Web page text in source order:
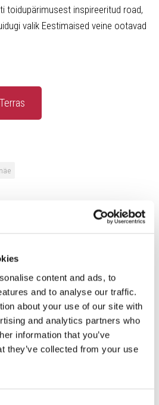
content and ads, to
and to analyse our traffic.
about your use of our site with
and analytics partners who
information that you’ve
they’ve collected from your use
toidupärimusest inspireeritud road,
valik Eestimaised veine ootavad
Weekend
restoranigiidi selle aasta
soovitused